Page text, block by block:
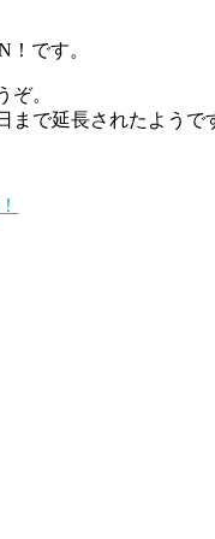
です。
ぞ。
まで延長されたようで